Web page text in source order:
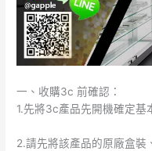
一、收購3c 前確認：
1.先將3c產品先開機確定基
2.請先將該產品的原廠盒裝